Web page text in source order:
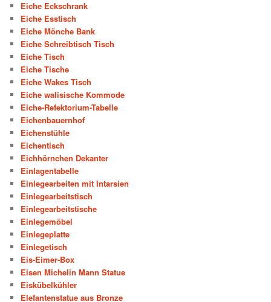
Eiche Eckschrank
Eiche Esstisch
Eiche Mönche Bank
Eiche Schreibtisch Tisch
Eiche Tisch
Eiche Tische
Eiche Wakes Tisch
Eiche walisische Kommode
Eiche-Refektorium-Tabelle
Eichenbauernhof
Eichenstühle
Eichentisch
Eichhörnchen Dekanter
Einlagentabelle
Einlegearbeiten mit Intarsien
Einlegearbeitstisch
Einlegearbeitstische
Einlegemöbel
Einlegeplatte
Einlegetisch
Eis-Eimer-Box
Eisen Michelin Mann Statue
Eiskübelkühler
Elefantenstatue aus Bronze